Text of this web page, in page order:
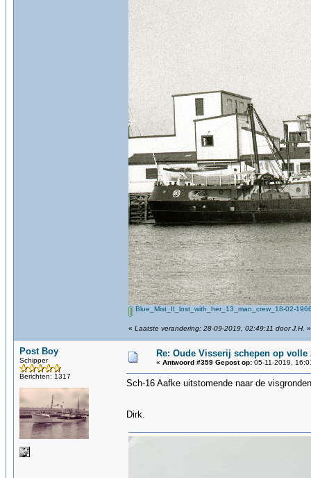
Blue_Mist_II_lost_with_her_13_man_crew_18-02-
« Laatste verandering: 28-09-2019, 02:49:11 door J.H. »
Post Boy
Schipper
Berichten: 1317
Re: Oude Visserij schepen op volle
« Antwoord #359 Gepost op: 05-11-2019,
Sch-16 Aafke uitstomende naar de
Dirk.